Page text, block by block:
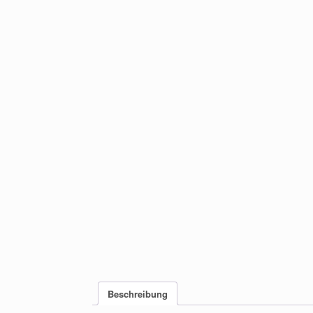
Beschreibung